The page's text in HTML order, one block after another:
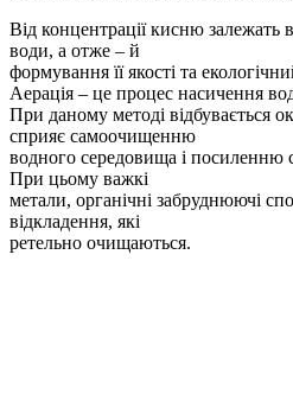
Від концентрації кисню залежать
води, а отже – й
формування її якості та
Аерація – це процес насичення
При даному методі відбувається
сприяє самоочищенню
водного середовища і посиленню
При цьому важкі
метали, органічні забруднюючі
відкладення, які
ретельно очищаються.